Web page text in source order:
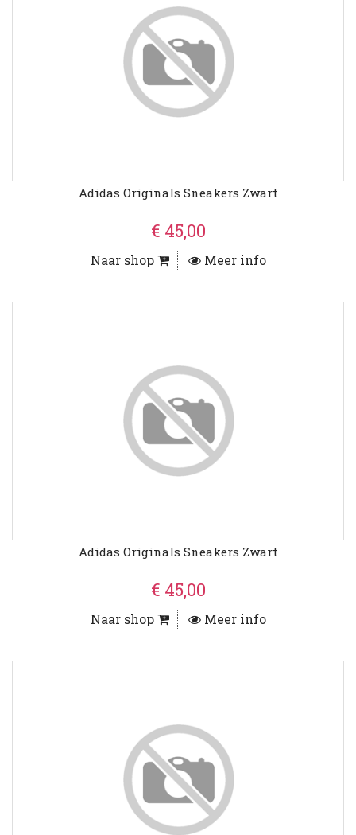
Adidas Originals Sneakers Zwart
€ 45,00
Naar shop Meer info
Adidas Originals Sneakers Zwart
€ 45,00
Naar shop Meer info